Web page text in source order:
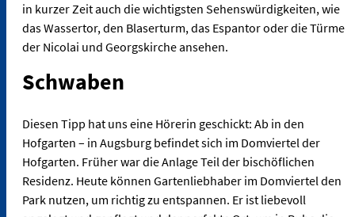
in kurzer Zeit auch die wichtigsten Sehenswürdigkeiten, wie
das Wassertor, den Blaserturm, das Espantor oder die Türme
der Nicolai und Georgskirche ansehen.
Schwaben
Diesen Tipp hat uns eine Hörerin geschickt: Ab in den
Hofgarten – in Augsburg befindet sich im Domviertel der
Hofgarten. Früher war die Anlage Teil der bischöflichen
Residenz. Heute können Gartenliebhaber im Domviertel den
Park nutzen, um richtig zu entspannen. Er ist liebevoll